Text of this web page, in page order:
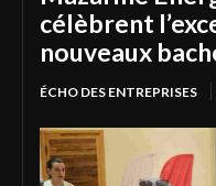
célèbrent
nouveaux
ÉCHO DES ENTREPRISES